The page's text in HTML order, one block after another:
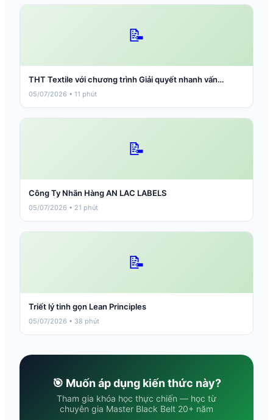
📝
THT Textile với chương trình Giải quyết nhanh vấn…
05/07/2026 • 11 phút
📝
Công Ty Nhãn Hàng AN LAC LABELS
05/07/2026 • 21 phút
📝
Triết lý tinh gọn Lean Principles
05/07/2026 • 38 phút
🎯 Muốn áp dụng kiến thức này?
Tham gia khóa học thực chiến — học từ
chuyên gia Master Black Belt 20+ năm